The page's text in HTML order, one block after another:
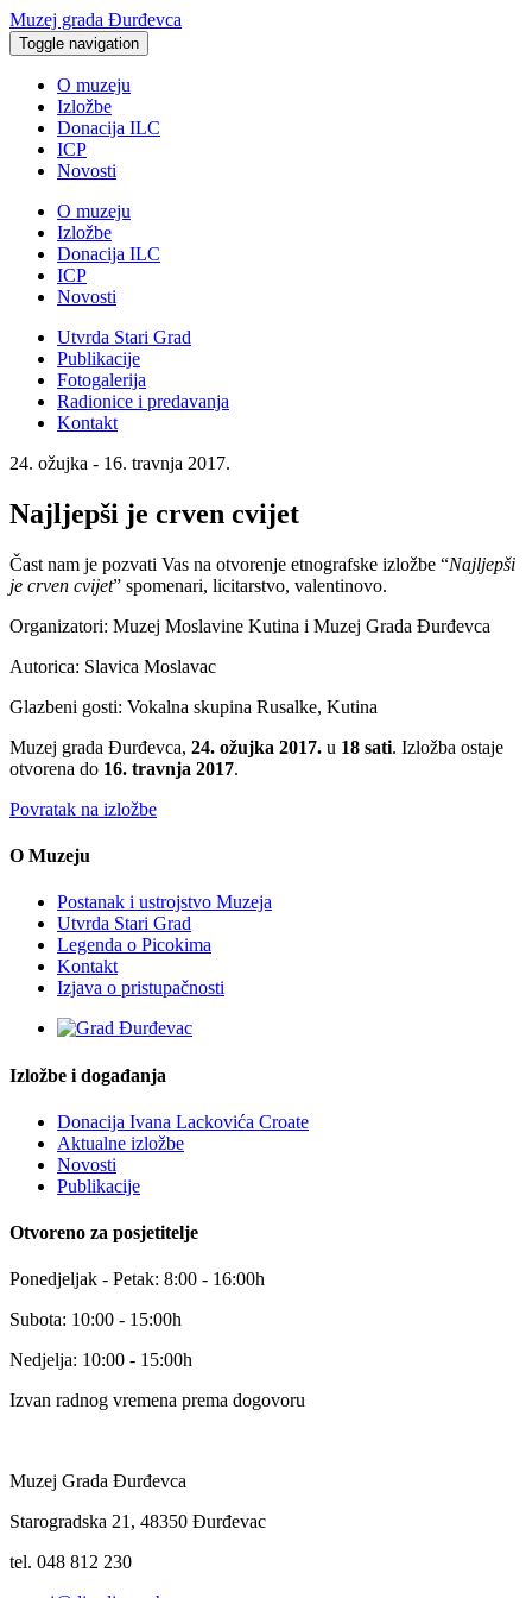
Muzej grada Đurđevca
Toggle navigation
O muzeju
Izložbe
Donacija ILC
ICP
Novosti
O muzeju
Izložbe
Donacija ILC
ICP
Novosti
Utvrda Stari Grad
Publikacije
Fotogalerija
Radionice i predavanja
Kontakt
24. ožujka - 16. travnja 2017.
Najljepši je crven cvijet
Čast nam je pozvati Vas na otvorenje etnografske izložbe “Najljepši
je crven cvijet” spomenari, licitarstvo, valentinovo.
Organizatori: Muzej Moslavine Kutina i Muzej Grada Đurđevca
Autorica: Slavica Moslavac
Glazbeni gosti: Vokalna skupina Rusalke, Kutina
Muzej grada Đurđevca, 24. ožujka 2017. u 18 sati. Izložba ostaje
otvorena do 16. travnja 2017.
Povratak na izložbe
O Muzeju
Postanak i ustrojstvo Muzeja
Utvrda Stari Grad
Legenda o Picokima
Kontakt
Izjava o pristupačnosti
Izložbe i događanja
Donacija Ivana Lackovića Croate
Aktualne izložbe
Novosti
Publikacije
Otvoreno za posjetitelje
Ponedjeljak - Petak: 8:00 - 16:00h
Subota: 10:00 - 15:00h
Nedjelja: 10:00 - 15:00h
Izvan radnog vremena prema dogovoru
Muzej Grada Đurđevca
Starogradska 21, 48350 Đurđevac
tel. 048 812 230